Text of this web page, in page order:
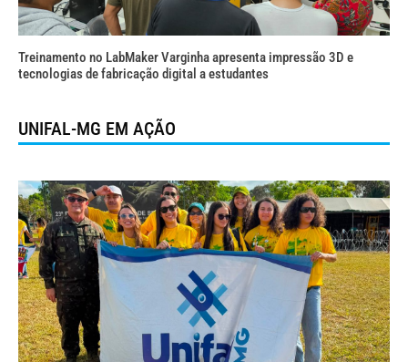
Treinamento no LabMaker Varginha apresenta impressão 3D e
tecnologias de fabricação digital a estudantes
UNIFAL-MG EM AÇÃO